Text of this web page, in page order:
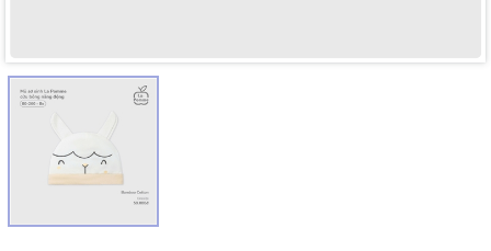
Ngày hết hạn:
Điều kiện: